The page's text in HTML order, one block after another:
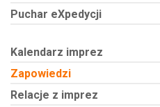
Puchar eXpedycji
Kalendarz imprez
Zapowiedzi
Relacje z imprez